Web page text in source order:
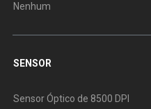
Nenhum
SENSOR
Sensor Óptico de 8500 DPI